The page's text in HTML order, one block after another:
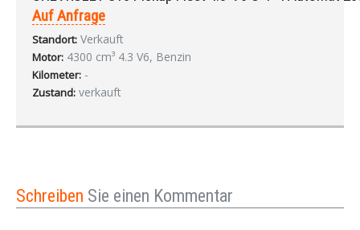
Auf Anfrage
Standort: Verkauft
Motor: 4300 cm³ 4.3 V6, Benzin
Kilometer: -
Zustand: verkauft
Schreiben Sie einen Kommentar